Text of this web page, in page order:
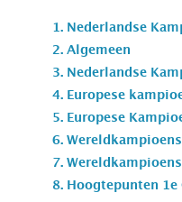
Nederlandse
Algemeen
Nederlandse
Europese
Europese
Hoogtepunten